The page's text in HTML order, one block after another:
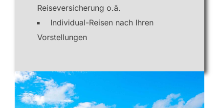
Reiseversicherung o.ä.
Individual-Reisen nach Ihren
Vorstellungen